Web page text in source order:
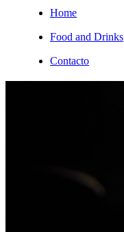
Home
Food and Drinks
Contacto